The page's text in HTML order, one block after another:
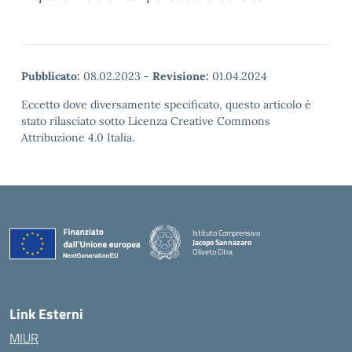
Pubblicato: 08.02.2023 - Revisione: 01.04.2024
Eccetto dove diversamente specificato, questo articolo è
stato rilasciato sotto Licenza Creative Commons
Attribuzione 4.0 Italia.
Istituto Comprensivo
Jacopo Sannazaro
Oliveto Citra
Link Esterni
MIUR